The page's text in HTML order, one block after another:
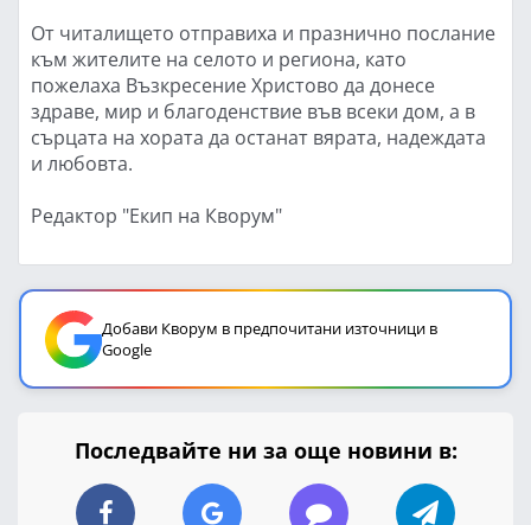
От читалището отправиха и празнично послание
към жителите на селото и региона, като
пожелаха Възкресение Христово да донесе
здраве, мир и благоденствие във всеки дом, а в
сърцата на хората да останат вярата, надеждата
и любовта.
Редактор "Екип на Кворум"
Добави Кворум в предпочитани източници в
Google
Последвайте ни за още новини в: